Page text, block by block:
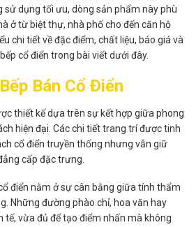
sử dụng tối ưu, dòng sản phẩm này phù
ở từ biệt thự, nhà phố cho đến căn hộ
chi tiết về đặc điểm, chất liệu, báo giá và
cổ điển trong bài viết dưới đây.
Bán Cổ Điển
thiết kế dựa trên sự kết hợp giữa phong
hiện đại. Các chi tiết trang trí được tinh
cổ điển truyền thống nhưng vẫn giữ
cấp đặc trưng.
điển nằm ở sự cân bằng giữa tính thẩm
Những đường phào chỉ, hoa văn hay
tế, vừa đủ để tạo điểm nhấn mà không